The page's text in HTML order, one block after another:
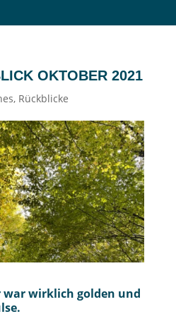
OKTOBER 2021
, Rückblicke
war wirklich golden und